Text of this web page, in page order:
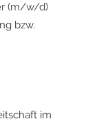
(m/w/d)
bzw.
im